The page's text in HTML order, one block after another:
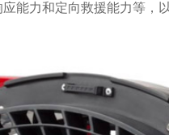
能力和定向救援能力等，